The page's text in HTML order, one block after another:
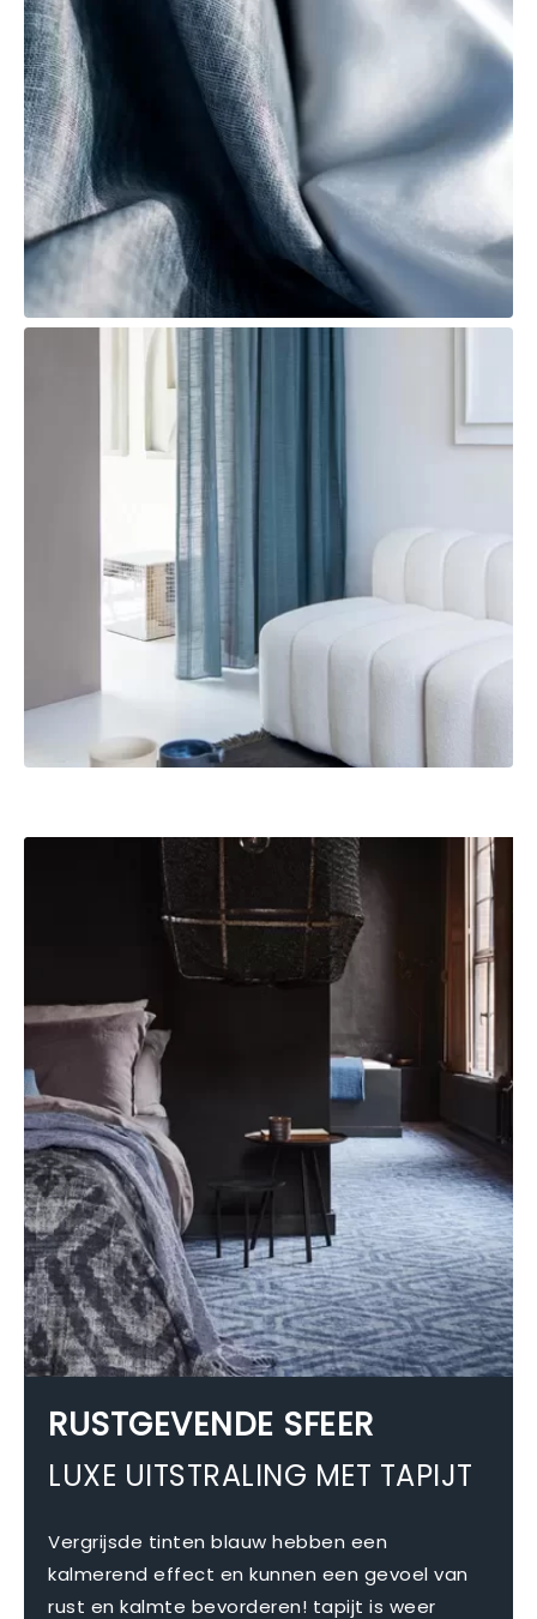
RUSTGEVENDE SFEER
LUXE UITSTRALING MET TAPIJT
Vergrijsde tinten blauw hebben een
kalmerend effect en kunnen een gevoel van
rust en kalmte bevorderen! tapijt is weer